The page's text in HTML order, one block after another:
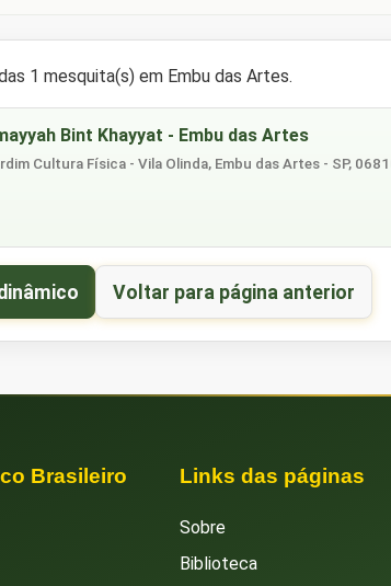
1 mesquita(s) em Embu das Artes.
Bint Khayyat - Embu das Artes
Cultura Física - Vila Olinda, Embu das Artes - SP,
Voltar para página anterior
Brasileiro Links das páginas
Sobre
Biblioteca